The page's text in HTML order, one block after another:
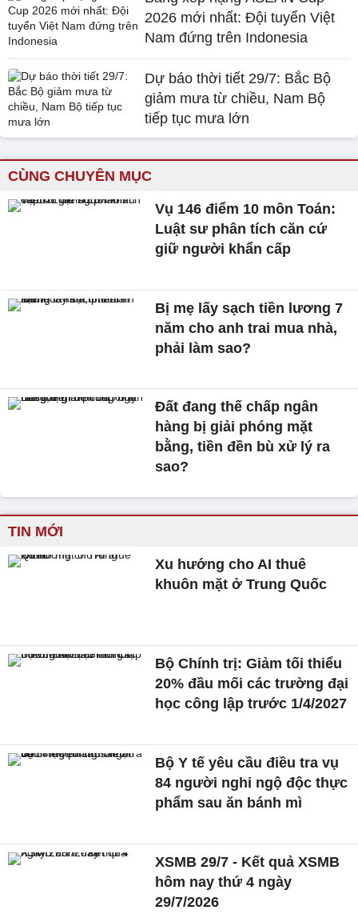
2026 mới nhất: Đội tuyển Việt
Nam đứng trên Indonesia
Dự báo thời tiết 29/7: Bắc Bộ
giảm mưa từ chiều, Nam Bộ
tiếp tục mưa lớn
CÙNG CHUYÊN MỤC
Vụ 146 điểm 10 môn Toán:
Luật sư phân tích căn cứ
giữ người khẩn cấp
Bị mẹ lấy sạch tiền lương 7
năm cho anh trai mua nhà,
phải làm sao?
Đất đang thế chấp ngân
hàng bị giải phóng mặt
bằng, tiền đền bù xử lý ra
sao?
TIN MỚI
Xu hướng cho AI thuê
khuôn mặt ở Trung Quốc
Bộ Chính trị: Giảm tối thiểu
20% đầu mối các trường đại
học công lập trước 1/4/2027
Bộ Y tế yêu cầu điều tra vụ
84 người nghi ngộ độc thực
phẩm sau ăn bánh mì
XSMB 29/7 - Kết quả XSMB
hôm nay thứ 4 ngày
29/7/2026